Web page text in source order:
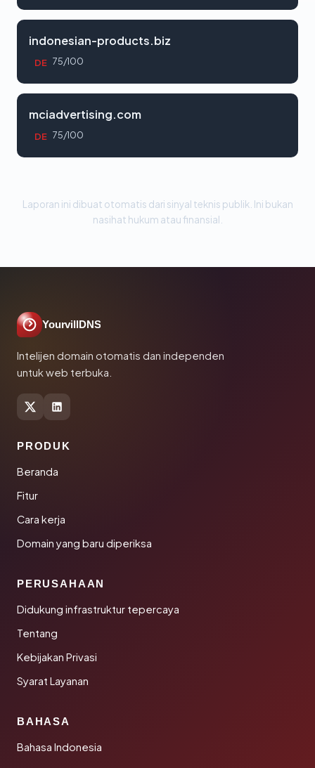
indonesian-products.biz
DE 75/100
mciadvertising.com
DE 75/100
Laporan ini dibuat otomatis dari sinyal teknis publik. Ini bukan
nasihat hukum atau finansial.
YourvillDNS
Intelijen domain otomatis dan independen
untuk web terbuka.
PRODUK
Beranda
Fitur
Cara kerja
Domain yang baru diperiksa
PERUSAHAAN
Didukung infrastruktur tepercaya
Tentang
Kebijakan Privasi
Syarat Layanan
BAHASA
Bahasa Indonesia